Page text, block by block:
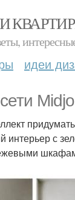
идеи
интерьер с